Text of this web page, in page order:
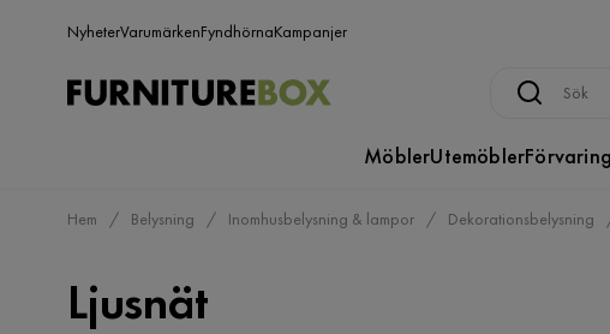
NyheterVarumärkenFyndhörnaKampanjer
MöblerUtemöblerFörvaring
Hem Belysning Inomhusbelysning & lampor Dekorationsbelysning
Ljusnät